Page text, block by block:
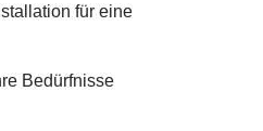
für eine
Bedürfnisse